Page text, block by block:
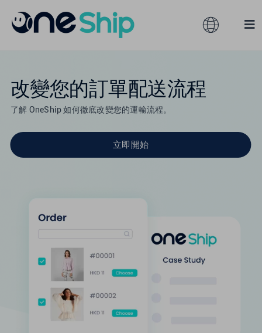
content
Toggle
澳大利亞
台灣
新加坡
英國
產品服務
資源
關於
改變您的訂單配送流程
了解 OneShip 如何徹底改變您的運輸流程。
立即開始